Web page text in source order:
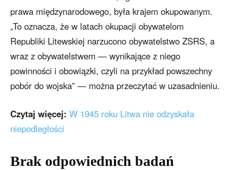
prawa międzynarodowego, była krajem okupowanym.
„To oznacza, że w latach okupacji obywatelom
Republiki Litewskiej narzucono obywatelstwo ZSRS, a
wraz z obywatelstwem — wynikające z niego
powinności i obowiązki, czyli na przykład powszechny
pobór do wojska” — można przeczytać w uzasadnieniu.
Czytaj więcej: W 1945 roku Litwa nie odzyskała
niepodległości
Brak odpowiednich badań